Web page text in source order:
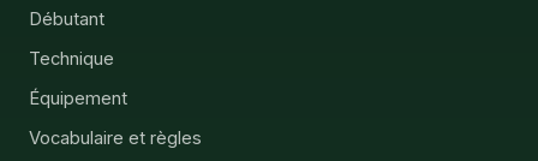
Débutant
Technique
Équipement
Vocabulaire et règles